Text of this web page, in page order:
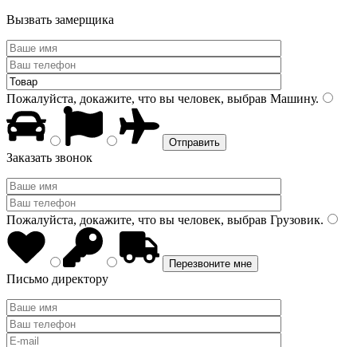
Вызвать замерщика
Пожалуйста, докажите, что вы человек, выбрав Машину.
Заказать звонок
Пожалуйста, докажите, что вы человек, выбрав Грузовик.
Письмо директору